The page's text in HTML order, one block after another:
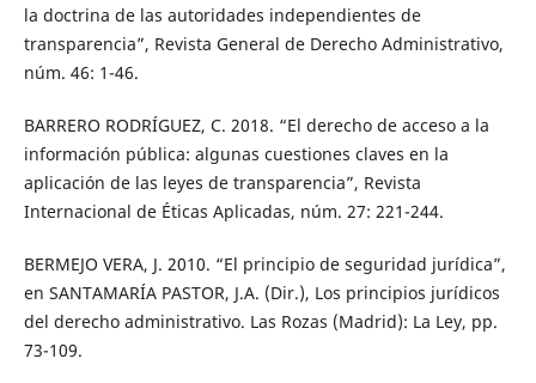
la doctrina de las autoridades independientes de
transparencia”, Revista General de Derecho Administrativo,
núm. 46: 1-46.
BARRERO RODRÍGUEZ, C. 2018. “El derecho de acceso a la
información pública: algunas cuestiones claves en la
aplicación de las leyes de transparencia”, Revista
Internacional de Éticas Aplicadas, núm. 27: 221-244.
BERMEJO VERA, J. 2010. “El principio de seguridad jurídica”,
en SANTAMARÍA PASTOR, J.A. (Dir.), Los principios jurídicos
del derecho administrativo. Las Rozas (Madrid): La Ley, pp.
73-109.